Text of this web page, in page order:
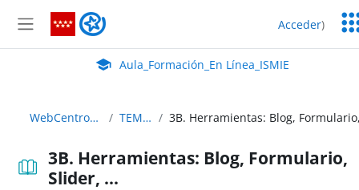
Panel lateral
Aula_Formación_En Línea_ISMIE Acceder)
Aula Virtual de EducaMadrid:
Aula_Formación_En Línea_ISMIE
WebCentro_C35 TEMA 3
3B. Herramientas: Blog, Formulario,
Slider, ...